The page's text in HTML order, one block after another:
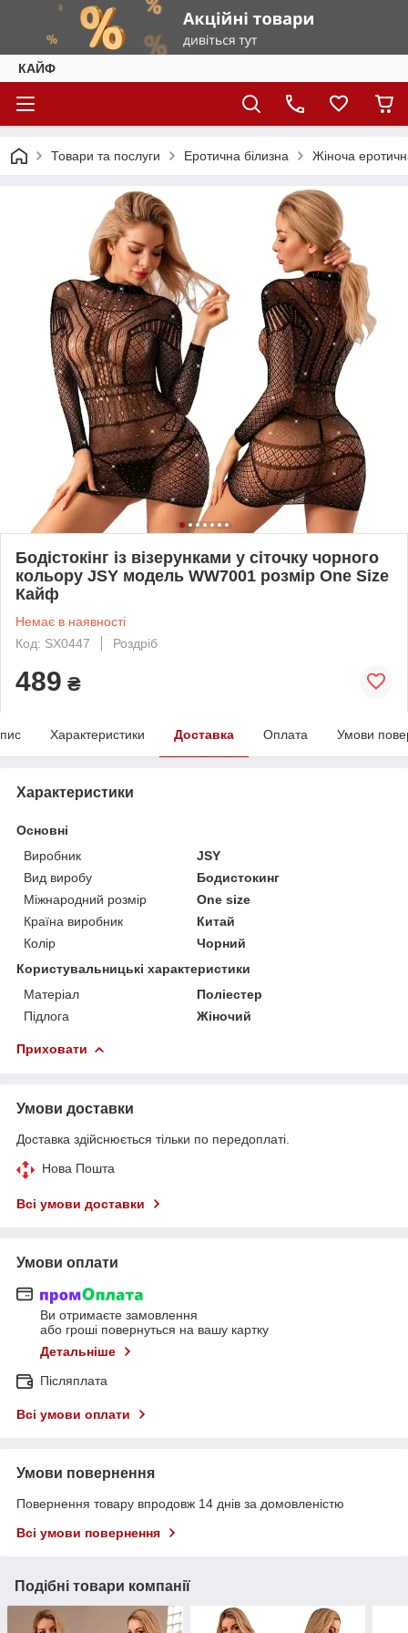
КАЙФ
Товари та послуги Еротична білизна Жіноча
Бодістокінг із візерунками у сіточку чорного
кольору JSY модель WW7001 розмір One Size
Кайф
Немає в наявності
Код: SX0447
Роздріб
489 ₴
Характеристики Доставка Оплата Умови
Характеристики
Основні
Виробник
JSY
Вид виробу
Бодистокинг
Міжнародний розмір
One size
Країна виробник
Китай
Колір
Чорний
Користувальницькі характеристики
Матеріал
Поліестер
Підлога
Жіночий
Приховати
Умови доставки
Доставка здійснюється тільки по передоплаті.
Нова Пошта
Всі умови доставки
Умови оплати
Ви отримаєте замовлення
або гроші повернуться на вашу картку
Детальніше
Післяплата
Всі умови оплати
Умови повернення
Повернення товару впродовж 14 днів за домовленістю
Всі умови повернення
Подібні товари компанії